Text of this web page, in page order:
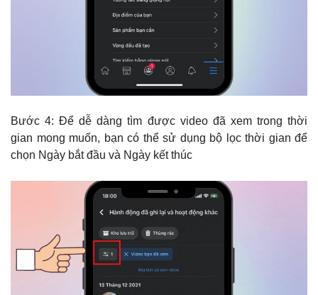
Bước 4: Để dễ dàng tìm được video đã xem trong thời
gian mong muốn, bạn có thể sử dụng bộ lọc thời gian để
chọn Ngày bắt đầu và Ngày kết thúc